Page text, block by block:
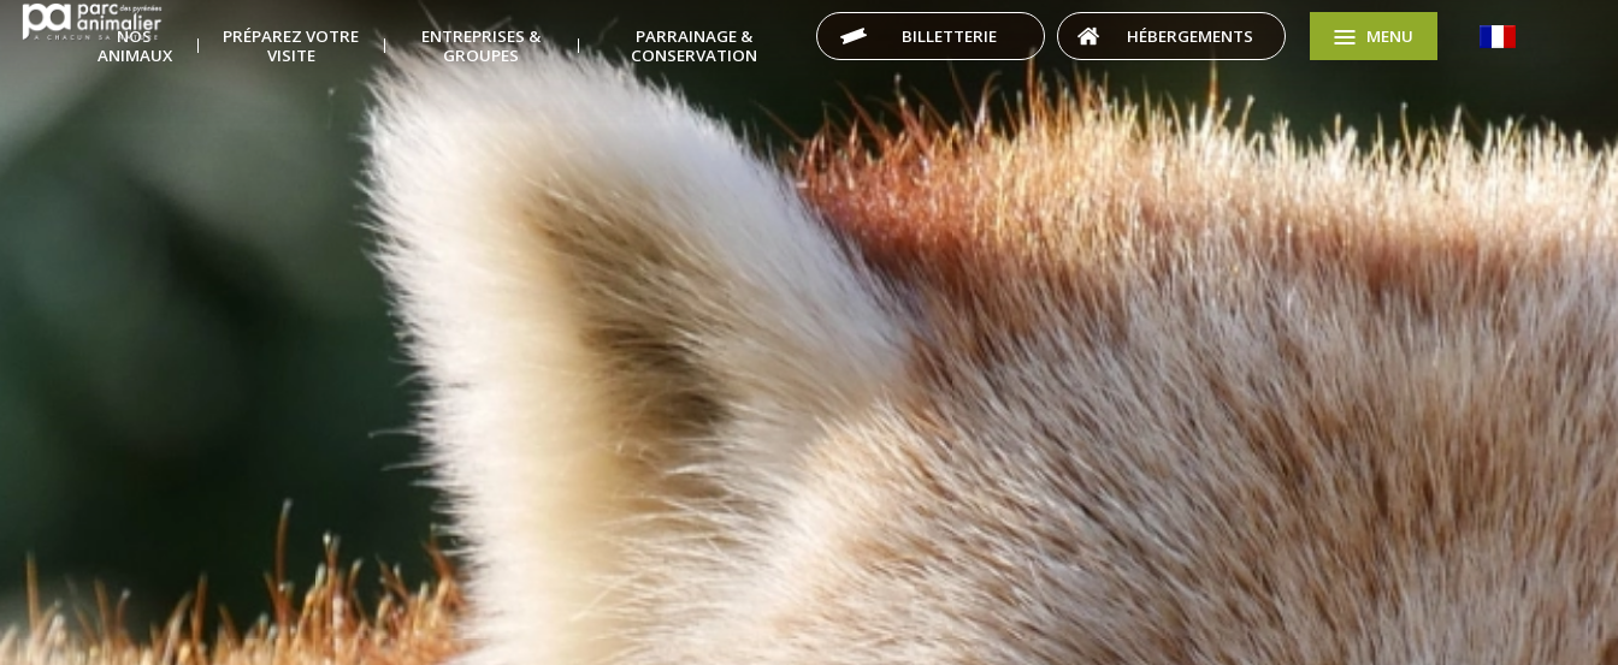
NOS
ANIMAUX
PRÉPAREZ VOTRE
VISITE
ENTREPRISES &
GROUPES
PARRAINAGE &
CONSERVATION
BILLETTERIE HÉBERGEMENTS MENU